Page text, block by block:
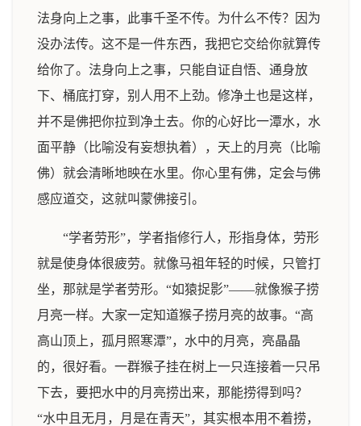
法身向上之事，此事千圣不传。为什么不传？因为
没办法传。这不是一件东西，我把它交给你就算传
给你了。法身向上之事，只能自证自悟、通身放
下、桶底打穿，别人用不上劲。修净土也是这样，
并不是佛把你拉到净土去。你的心好比一潭水，水
面平静（比喻没有妄想执着），天上的月亮（比喻
佛）就会清晰地映在水里。你心里有佛，定会与佛
感应道交，这就叫蒙佛接引。
“学者劳形”，学者指修行人，形指身体，劳形
就是使身体很疲劳。就像马祖年轻的时候，只管打
坐，那就是学者劳形。“如猿捉影”——就像猴子捞
月亮一样。大家一定知道猴子捞月亮的故事。“高
高山顶上，孤月照寒潭”，水中的月亮，亮晶晶
的，很好看。一群猴子挂在树上一只连接着一只吊
下去，要把水中的月亮捞出来，那能捞得到吗？
“水中且无月，月是在青天”，其实根本用不着捞，